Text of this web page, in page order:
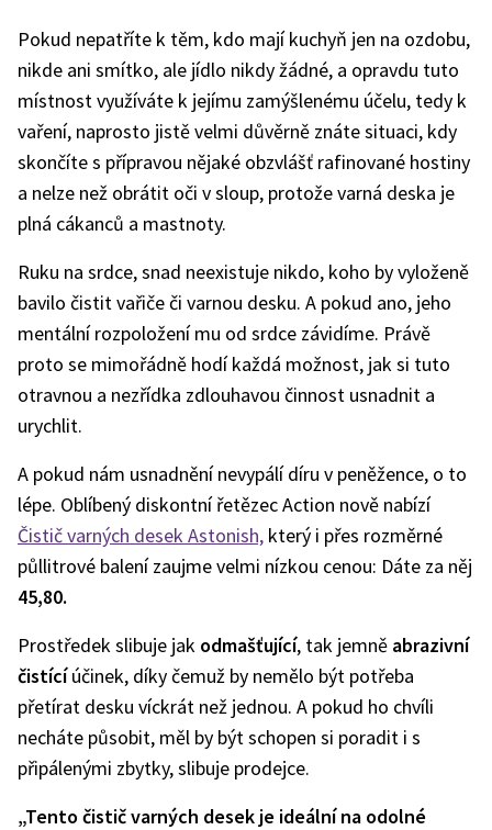
Pokud nepatříte k těm, kdo mají kuchyň jen na ozdobu,
nikde ani smítko, ale jídlo nikdy žádné, a opravdu tuto
místnost využíváte k jejímu zamýšlenému účelu, tedy k
vaření, naprosto jistě velmi důvěrně znáte situaci, kdy
skončíte s přípravou nějaké obzvlášť rafinované hostiny
a nelze než obrátit oči v sloup, protože varná deska je
plná cákanců a mastnoty.
Ruku na srdce, snad neexistuje nikdo, koho by vyloženě
bavilo čistit vařiče či varnou desku. A pokud ano, jeho
mentální rozpoložení mu od srdce závidíme. Právě
proto se mimořádně hodí každá možnost, jak si tuto
otravnou a nezřídka zdlouhavou činnost usnadnit a
urychlit.
A pokud nám usnadnění nevypálí díru v peněžence, o to
lépe. Oblíbený diskontní řetězec Action nově nabízí
Čistič varných desek Astonish, který i přes rozměrné
půllitrové balení zaujme velmi nízkou cenou: Dáte za něj
45,80.
Prostředek slibuje jak odmašťující, tak jemně abrazivní
čistícíúčinek, díky čemuž by nemělo být potřeba
přetírat desku víckrát než jednou. A pokud ho chvíli
necháte působit, měl by být schopen si poradit i s
připálenými zbytky, slibuje prodejce.
„Tento čistič varných desek je ideální na odolné